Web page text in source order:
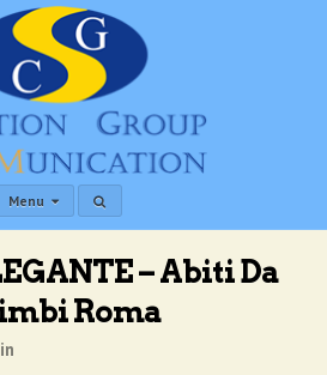
Menu
– Abiti Da
Roma